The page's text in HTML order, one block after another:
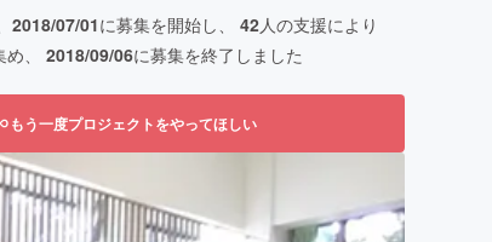
2018/07/01に募集を開始し、 42人の支援により
、 2018/09/06に募集を終了しました
もう一度プロジェクトをやってほしい